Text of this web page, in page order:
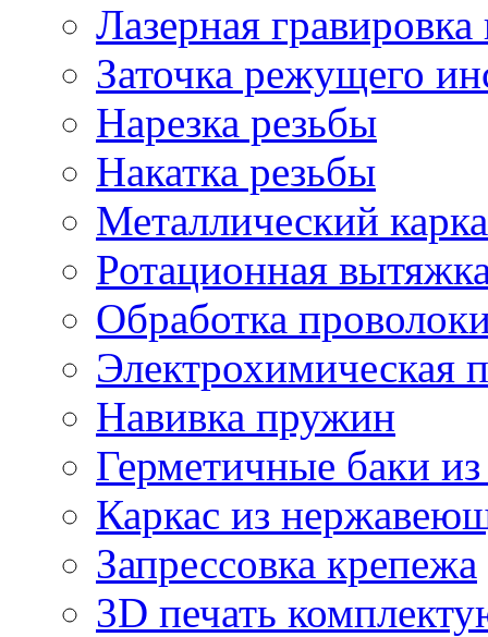
Лазерная
Заточка режущего
Нарезка резьбы
Накатка резьбы
Металлический
Ротационная
Обработка
Электрохимическая
Навивка пружин
Герметичные баки
Каркас из
Запрессовка крепежа
3D печать